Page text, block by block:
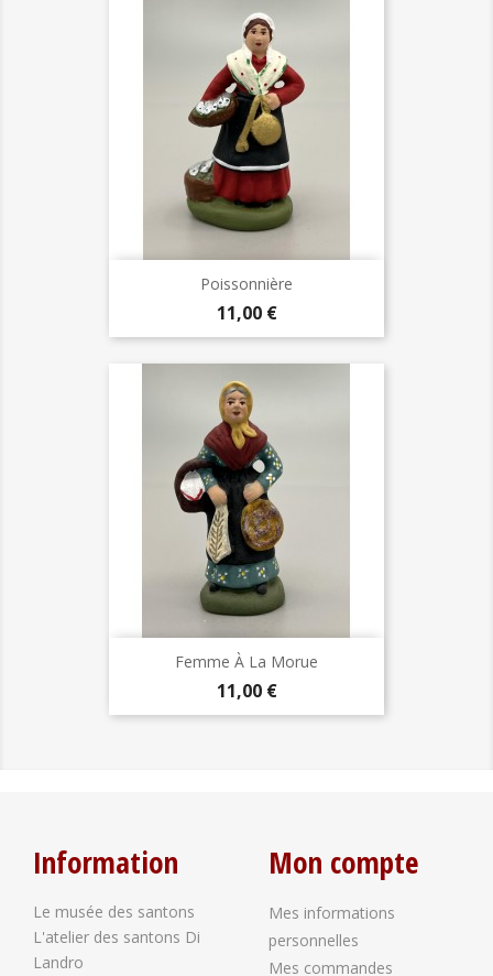
Poissonnière
Prix
11,00 €
Femme À La Morue
Prix
11,00 €
Information
Le musée des santons
L'atelier des santons Di
Landro
Mon compte
Mes informations
personnelles
Mes commandes